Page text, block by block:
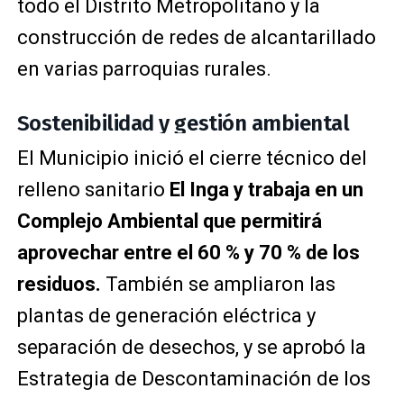
todo el Distrito Metropolitano y la
construcción de redes de alcantarillado
en varias parroquias rurales.
Sostenibilidad y gestión ambiental
El Municipio inició el cierre técnico del
relleno sanitario El Inga y trabaja en un
Complejo Ambiental que permitirá
aprovechar entre el 60 % y 70 % de los
residuos. También se ampliaron las
plantas de generación eléctrica y
separación de desechos, y se aprobó la
Estrategia de Descontaminación de los